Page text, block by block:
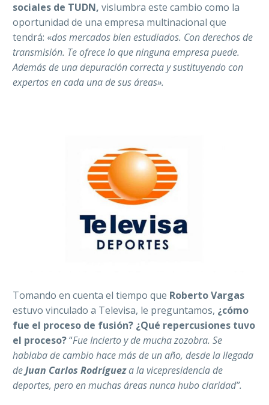
sociales de TUDN, vislumbra este cambio como la
oportunidad de una empresa multinacional que
tendrá: «dos mercados bien estudiados. Con derechos de
transmisión. Te ofrece lo que ninguna empresa puede.
Además de una depuración correcta y sustituyendo con
expertos en cada una de sus áreas».
Tomando en cuenta el tiempo que Roberto Vargas
estuvo vinculado a Televisa, le preguntamos, ¿cómo
fue el proceso de fusión? ¿Qué repercusiones tuvo
el proceso?“Fue Incierto y de mucha zozobra. Se
hablaba de cambio hace más de un año, desde la llegada
deJuan Carlos Rodrígueza la vicepresidencia de
deportes, pero en muchas áreas nunca hubo claridad”.